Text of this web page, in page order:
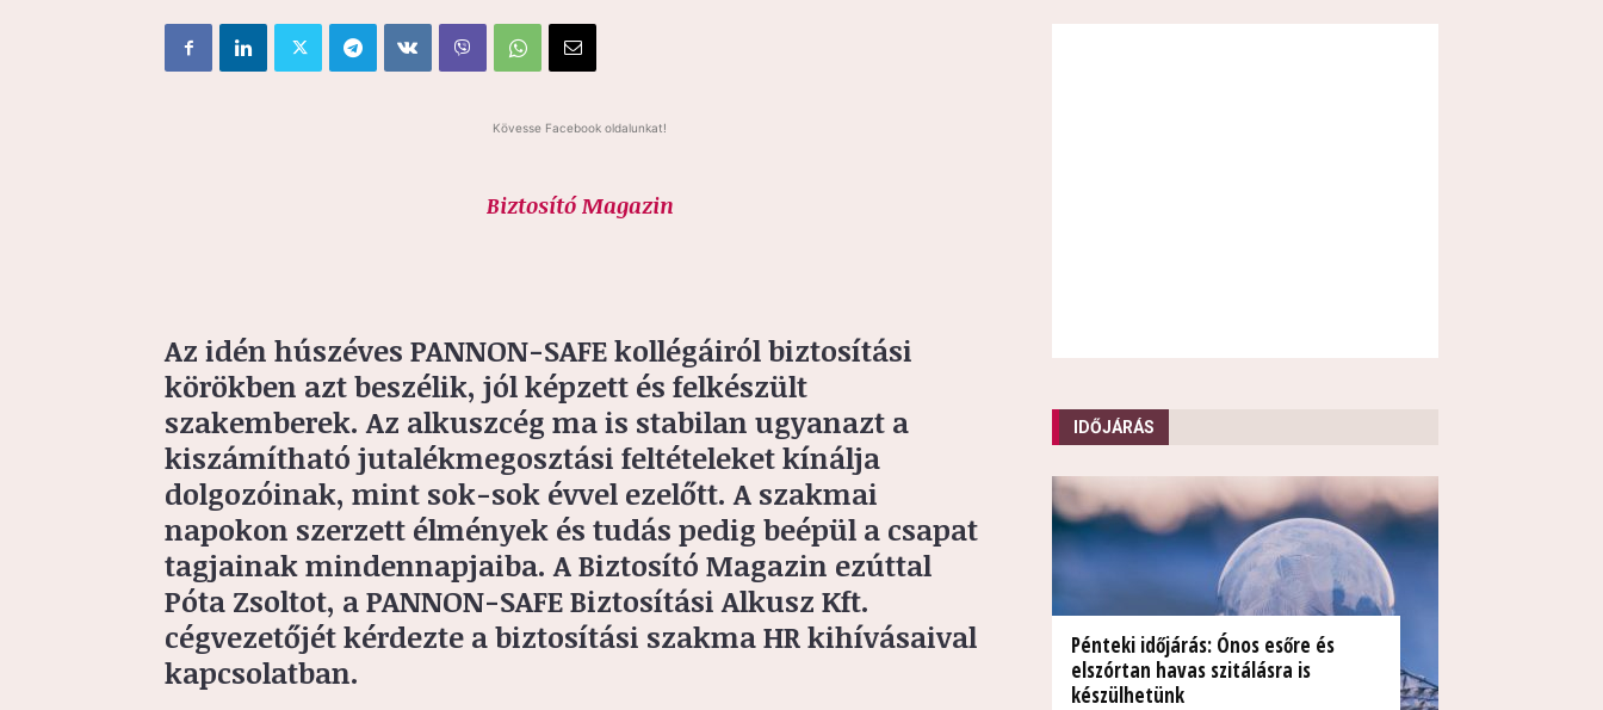
Kövesse Facebook oldalunkat!
Biztosító Magazin
Az idén húszéves PANNON-SAFE kollégáiról biztosítási
körökben azt beszélik, jól képzett és felkészült
szakemberek. Az alkuszcég ma is stabilan ugyanazt a
kiszámítható jutalékmegosztási feltételeket kínálja
dolgozóinak, mint sok-sok évvel ezelőtt. A szakmai
napokon szerzett élmények és tudás pedig beépül a csapat
tagjainak mindennapjaiba. A Biztosító Magazin ezúttal
Póta Zsoltot, a PANNON-SAFE Biztosítási Alkusz Kft.
cégvezetőjét kérdezte a biztosítási szakma HR kihívásaival
kapcsolatban.
IDŐJÁRÁS
Pénteki időjárás: Ónos esőre és
elszórtan havas szitálásra is
készülhetünk